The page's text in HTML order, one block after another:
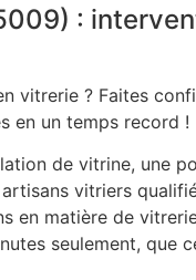
:
vitrerie ? Faites
en un temps record !
de vitrine, une
vitriers
en matière de
seulement, que